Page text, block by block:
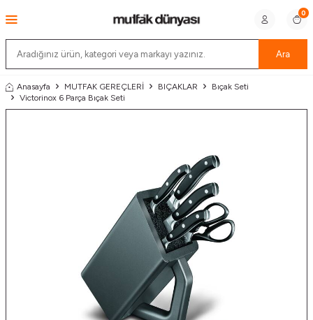
Ara
0
Anasayfa MUTFAK GEREÇLERİ BIÇAKLAR
Bıçak Seti
Victorinox 6 Parça Bıçak Seti